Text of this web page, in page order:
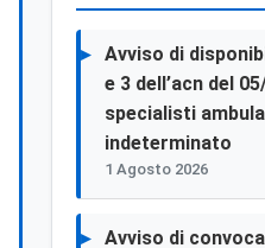
Avviso di
e 3 dell’acn del
specialisti
indeterminato
1 Agosto 2026
Avviso di